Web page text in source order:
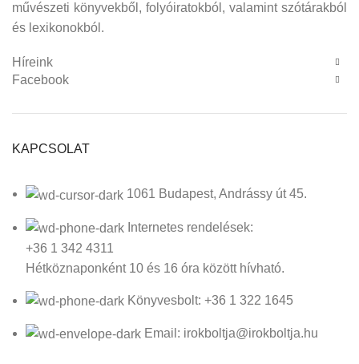
művészeti könyvekből, folyóiratokból, valamint szótárakból
és lexikonokból.
Híreink
Facebook
KAPCSOLAT
1061 Budapest, Andrássy út 45.
Internetes rendelések:
+36 1 342 4311
Hétköznaponként 10 és 16 óra között hívható.
Könyvesbolt: +36 1 322 1645
Email: irokboltja@irokboltja.hu